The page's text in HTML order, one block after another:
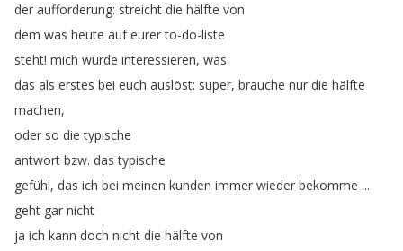
der aufforderung: streicht die hälfte von
dem was heute auf eurer to-do-liste
steht! mich würde interessieren, was
das als erstes bei euch auslöst: super, brauche nur die hälfte
machen,
oder so die typische
antwort bzw. das typische
gefühl, das ich bei meinen kunden immer wieder bekomme ...
geht gar nicht
ja ich kann doch nicht die hälfte von